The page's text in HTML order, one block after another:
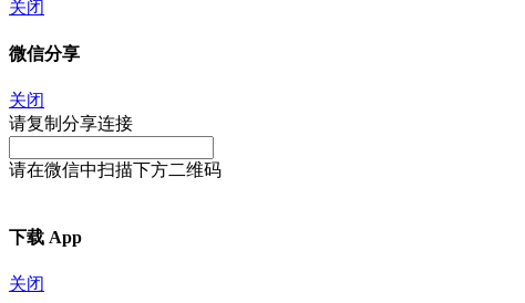
关闭
微信分享
关闭
请复制分享连接
请在微信中扫描下方二维码
下载 App
关闭